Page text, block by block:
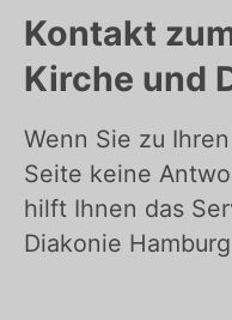
Kontakt
Kirche und
Wenn Sie zu
Seite keine
hilft Ihnen das
Diakonie